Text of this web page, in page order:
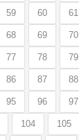
59 60 61
68 69 70
77 78 79
86 87 88
95 96 97
104 105